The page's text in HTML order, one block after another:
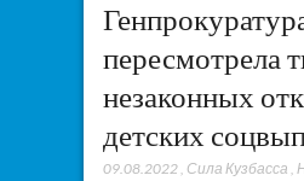
пересмотрела
незаконных
детских
09.08.2022, Сила Кузбасса ,